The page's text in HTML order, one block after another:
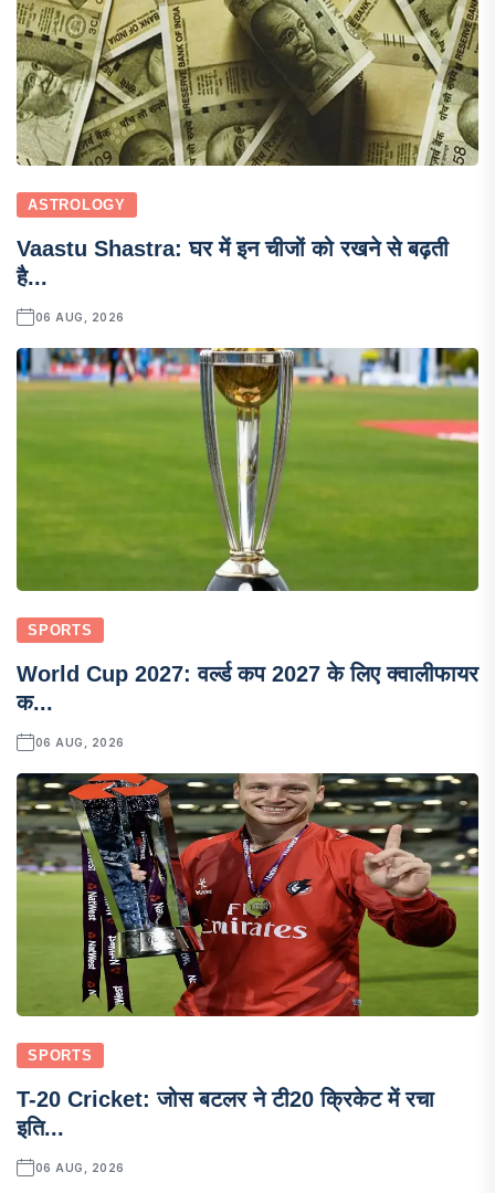
ASTROLOGY
Vaastu Shastra: घर में इन चीजों को रखने से बढ़ती
है...
06 AUG, 2026
SPORTS
World Cup 2027: वर्ल्ड कप 2027 के लिए क्वालीफायर
क...
06 AUG, 2026
SPORTS
T-20 Cricket: जोस बटलर ने टी20 क्रिकेट में रचा
इति...
06 AUG, 2026